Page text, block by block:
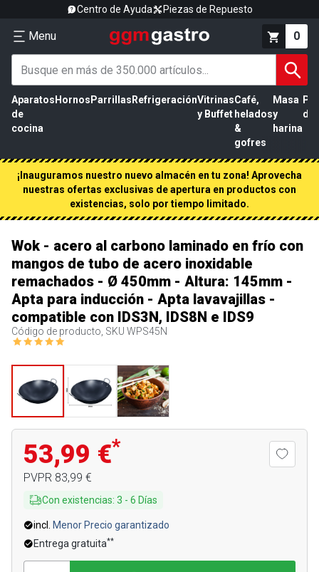
Centro de Ayuda Piezas de Repuesto
Menu 0
Aparatos
de
cocina
Hornos Parrillas RefrigeraciónVitrinas
y Buffet
Café,
helados
&
gofres
Masa
y
harina
de
¡Inauguramos nuestro nuevo almacén en tu zona! Aprovecha
nuestras ofertas exclusivas de apertura en productos con
existencias, solo por tiempo limitado.
Wok - acero al carbono laminado en frío con
mangos de tubo de acero inoxidable
remachados - Ø 450mm - Altura: 145mm -
Apta para inducción - Apta lavavajillas -
compatible con IDS3N, IDS8N e IDS9
Código de producto, SKU WPS45N
53,99 €*
PVPR 83,99 €
Con existencias: 3 - 6 Días
incl.
Menor Precio garantizado
Entrega gratuita**